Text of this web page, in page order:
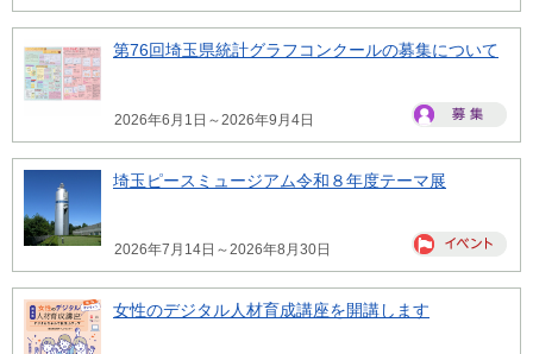
第76回埼玉県統計グラフコンクールの募集について
2026年6月1日～2026年9月4日
埼玉ピースミュージアム令和８年度テーマ展
2026年7月14日～2026年8月30日
女性のデジタル人材育成講座を開講します